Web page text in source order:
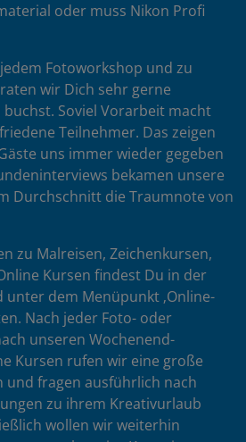
oder muss Nikon Profi
Fotoworkshop und zu
wir Dich sehr gerne
Soviel Vorarbeit macht
Teilnehmer. Das zeigen
uns immer wieder gegeben
bekamen unsere
Durchschnitt die Traumnote von
zu Malreisen, Zeichenkursen,
Kursen findest Du in der
unter dem Menüpunkt ‚Online-
Nach jeder Foto- oder
unseren Wochenend-
Kursen rufen wir eine große
und fragen ausführlich nach
zu ihrem Kreativurlaub
wollen wir weiterhin